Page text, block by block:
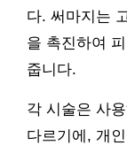
다. 써마지는
을 촉진하여
줍니다.
각 시술은 사
다르기에, 개